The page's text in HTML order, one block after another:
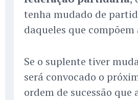
tenha mudado de
daqueles que compõem
Se o suplente tiver
será convocado o
ordem de sucessão que